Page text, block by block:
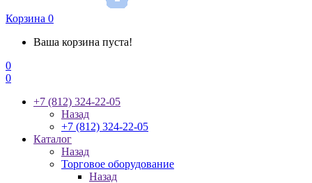
Корзина 0
Ваша корзина пуста!
0
0
+7 (812) 324-22-05
Назад
+7 (812) 324-22-05
Каталог
Назад
Торговое оборудование
Назад